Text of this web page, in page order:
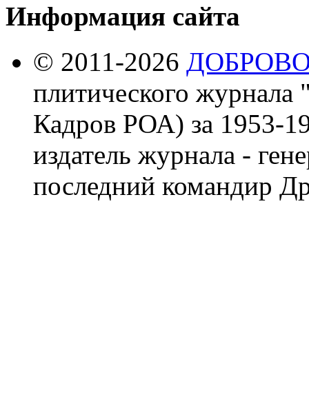
Информация сайта
© 2011-2026
плитического
Кадров РОА) за 1953-
издатель журнала -
последний командир